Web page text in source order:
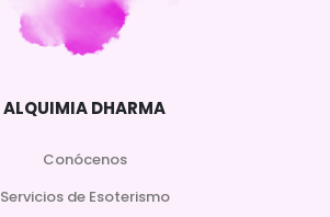
ALQUIMIA DHARMA
Conócenos
Servicios de Esoterismo